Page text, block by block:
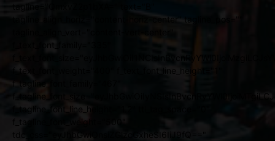
tagline_align_horiz="content-horiz-center" tagline_pos=""
f_text_font_family="335"
f_text_font_weight="400" f_text_font_line_height="1"
f_tagline_font_line_height="1.2" ttl_tag_space="0"
f_tagline_font_weight="500"
tdc_css="eyJhbGwiOnsiZGlzcGxheSI6IiJ9fQ=="